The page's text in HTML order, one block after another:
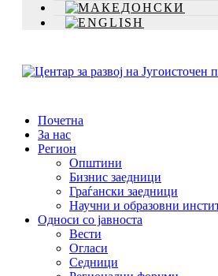
Почетна
За нас
Регион
Општини
Бизнис заедници
Граѓански заедници
Научни и образовни
Односи со јавноста
Вести
Огласи
Седници